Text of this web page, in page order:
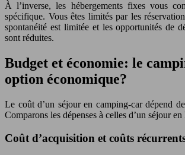
À l’inverse, les hébergements fixes vous
spécifique. Vous êtes limités par les
spontanéité est limitée et les opportunités de
sont réduites.
Budget et économie: le
option économique?
Le coût d’un séjour en camping-car dépend
Comparons les dépenses à celles d’un séjour
Coût d’acquisition et coûts